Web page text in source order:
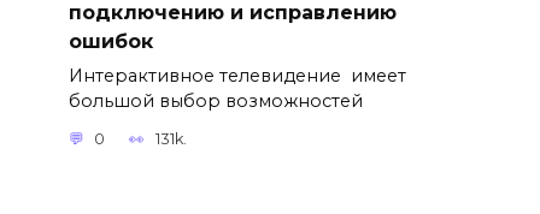
подключению и исправлению
ошибок
Интерактивное телевидение имеет
большой выбор возможностей
0 131k.